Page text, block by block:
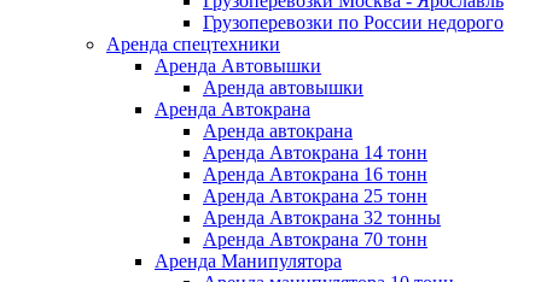
Грузоперевозки по России недорого
Аренда спецтехники
Аренда Автовышки
Аренда автовышки
Аренда Автокрана
Аренда автокрана
Аренда Автокрана 14 тонн
Аренда Автокрана 16 тонн
Аренда Автокрана 25 тонн
Аренда Автокрана 32 тонны
Аренда Автокрана 70 тонн
Аренда Манипулятора